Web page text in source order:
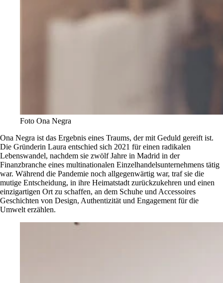
Foto Ona Negra
Ona Negra ist das Ergebnis eines Traums, der mit Geduld gereift ist.
Die Gründerin Laura entschied sich 2021 für einen radikalen
Lebenswandel, nachdem sie zwölf Jahre in Madrid in der
Finanzbranche eines multinationalen Einzelhandelsunternehmens tätig
war. Während die Pandemie noch allgegenwärtig war, traf sie die
mutige Entscheidung, in ihre Heimatstadt zurückzukehren und einen
einzigartigen Ort zu schaffen, an dem Schuhe und Accessoires
Geschichten von Design, Authentizität und Engagement für die
Umwelt erzählen.